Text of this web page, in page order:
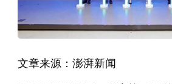
文章来源：澎湃新闻